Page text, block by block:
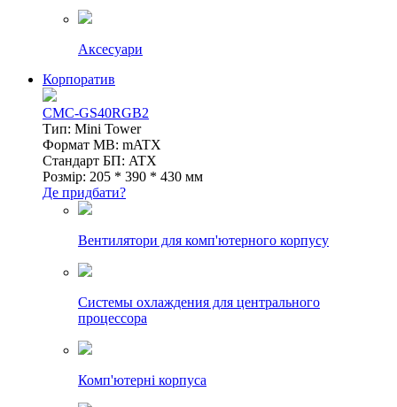
Аксесуари
Корпоратив
CMC-GS40RGB2
Тип: Mini Tower
Формат MB: mATX
Стандарт БП: ATX
Розмір: 205 * 390 * 430 мм
Де придбати?
Вентилятори для комп'ютерного корпусу
Системы охлаждения для центрального
процессора
Комп'ютерні корпуса